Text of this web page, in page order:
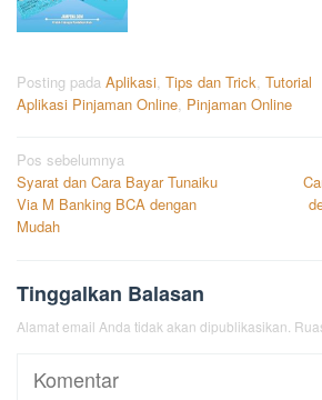
Posting pada Aplikasi Tips dan Trick Tutorial
Aplikasi Pinjaman Online Pinjaman Online
Navigasi
pos
Pos sebelumnya
Syarat dan Cara Bayar Tunaiku
Via M Banking BCA dengan
Mudah
Tinggalkan Balasan
Alamat email Anda tidak akan dipublikasikan.